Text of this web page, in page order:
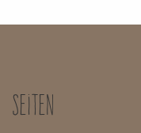
Seiten